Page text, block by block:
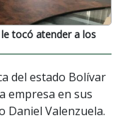
tocó atender a los
del estado Bolívar
empresa en sus
Daniel Valenzuela.